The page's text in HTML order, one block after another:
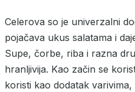
Celerova so je univerzalni
pojačava ukus salatama i
Supe, čorbe, riba i razna
hranljivija. Kao začin se
koristi kao dodatak